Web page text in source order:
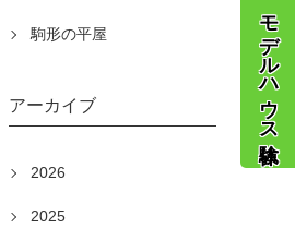
モデルハウス体験
駒形の平屋
アーカイブ
2026
2025